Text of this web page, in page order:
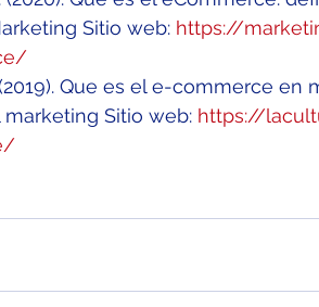
Sitio web: https://
Que es el e-commerce en
Sitio web: https://